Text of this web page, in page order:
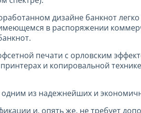
дизайне банкнот
в распоряжении
печати с орловским
и копировальной
из надежнейших и
и, опять же, не требует